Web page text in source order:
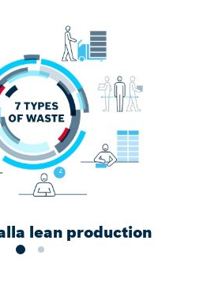
lean production